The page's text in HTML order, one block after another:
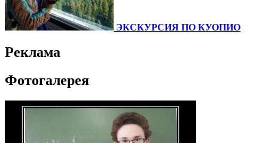
ЭКСКУРСИЯ ПО КУОПИО
Реклама
Фотогалерея